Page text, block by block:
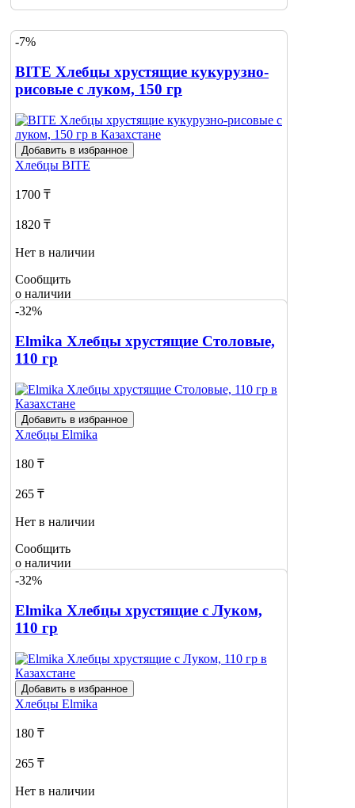
-7%
BITE Хлебцы хрустящие кукурузно-
рисовые с луком, 150 гр
Добавить в избранное
Хлебцы BITE
1700 ₸
1820 ₸
Нет в наличии
Сообщить
о наличии
-32%
Elmika Хлебцы хрустящие Столовые,
110 гр
Добавить в избранное
Хлебцы Elmika
180 ₸
265 ₸
Нет в наличии
Сообщить
о наличии
-32%
Elmika Хлебцы хрустящие с Луком,
110 гр
Добавить в избранное
Хлебцы Elmika
180 ₸
265 ₸
Нет в наличии